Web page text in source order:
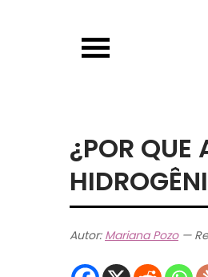
¿POR QUE
Autor: Mariana Pozo—